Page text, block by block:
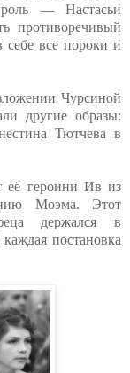
— Настасьи
противоречивый
себе все пороки и
Чурсиной
другие образы:
Тютчева в
её героини Ив из
Моэма. Этот
держался в
постановка